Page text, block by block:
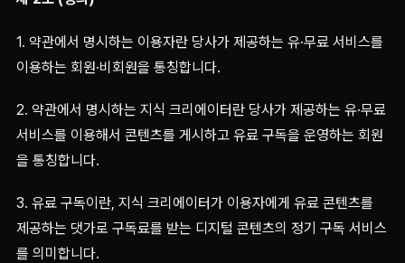
1. 약관에서 명시하는 이용자란 당사가 제공하는 유·무료 서비스를
이용하는 회원·비회원을 통칭합니다.
2. 약관에서 명시하는 지식 크리에이터란 당사가 제공하는 유·무료
서비스를 이용해서 콘텐츠를 게시하고 유료 구독을 운영하는 회원
을 통칭합니다.
3. 유료 구독이란, 지식 크리에이터가 이용자에게 유료 콘텐츠를
제공하는 댓가로 구독료를 받는 디지털 콘텐츠의 정기 구독 서비스
를 의미합니다.